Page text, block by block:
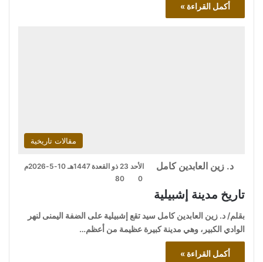
أكمل القراءة »
مقالات تاريخية
د. زين العابدين كامل
الأحد 23 ذو القعدة 1447هـ 10-5-2026م
0
80
تاريخ مدينة إشبيلية
بقلم/ د. زين العابدين كامل سيد تقع إشبيلية على الضفة اليمنى لنهر
الوادي الكبير، وهي مدينة كبيرة عظيمة من أعظم…
أكمل القراءة »